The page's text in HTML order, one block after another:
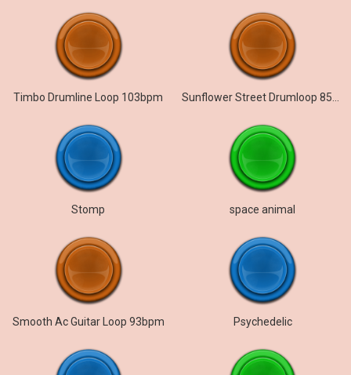
Timbo Drumline Loop 103bpm
Stomp space animal
Smooth Ac Guitar Loop 93bpm Psychedelic